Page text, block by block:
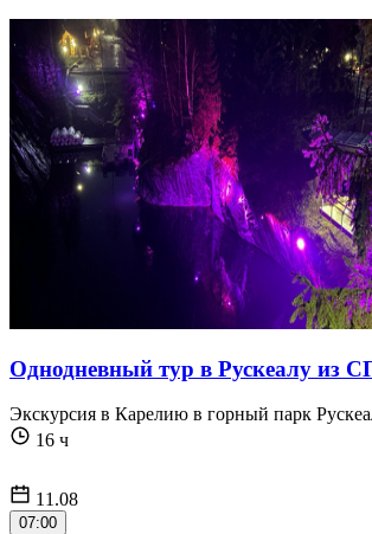
Однодневный тур в Рускеалу из
Экскурсия в Карелию в горный парк
16 ч
11.08
07:00